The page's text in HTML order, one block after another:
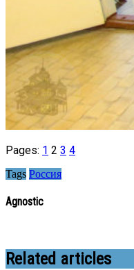
Pages: 1 2 3 4
Tags Россия
Agnostic
Related articles